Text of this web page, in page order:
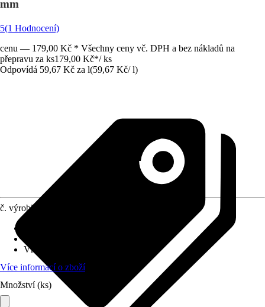
mm
5(1 Hodnocení)
cenu — 179,00 Kč * Všechny ceny vč. DPH a bez nákladů na
přepravu za ks179,00 Kč*/ ks
Odpovídá 59,67 Kč za l(59,67 Kč/ l)
č. výrobku
Vhodné pro
Více informací o zboží
Množství (ks)